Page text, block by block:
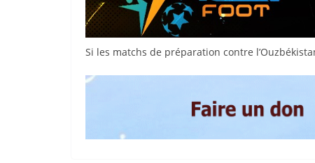
Si les matchs de préparation contre